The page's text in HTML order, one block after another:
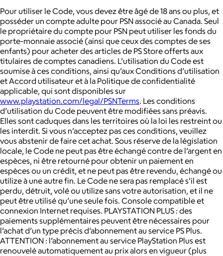
Pour utiliser le Code, vous devez être âgé de 18 ans ou plus, et
posséder un compte adulte pour PSN associé au Canada. Seul
le propriétaire du compte pour PSN peut utiliser les fonds du
porte-monnaie associé (ainsi que ceux des comptes de ses
enfants) pour acheter des articles de PS Store offerts aux
titulaires de comptes canadiens. L’utilisation du Code est
soumise à ces conditions, ainsi qu’aux Conditions d’utilisation
et Accord utilisateur et à la Politique de confidentialité
applicable, qui sont disponibles sur
www.playstation.com/legal/PSNTerms. Les conditions
d’utilisation du Code peuvent être modifiées sans préavis.
Elles sont caduques dans les territoires où la loi les restreint ou
les interdit. Si vous n’acceptez pas ces conditions, veuillez
vous abstenir de faire cet achat. Sous réserve de la législation
locale, le Code ne peut pas être échangé contre de l’argent en
espèces, ni être retourné pour obtenir un paiement en
espèces ou un crédit, et ne peut pas être revendu, échangé ou
utilize à une autre fin. Le Code ne sera pas remplacé s’il est
perdu, détruit, volé ou utilize sans votre autorisation, et il ne
peut être utilisé qu’une seule fois. Console compatible et
connexion Internet requises. PLAYSTATION PLUS : des
paiements supplémentaires peuvent être nécessaires pour
l’achat d’un type précis d’abonnement au service PS Plus.
ATTENTION : l’abonnement au service PlayStation Plus est
renouvelé automatiquement au prix alors en vigueur (plus